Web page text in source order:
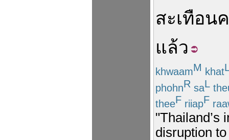
สะเทือน
แล้ว
khwaamM khat
phohnR saL
theeF riiapF
"Thailand’s
disruption